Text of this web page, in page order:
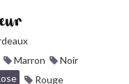
Marron
Noir
Rouge